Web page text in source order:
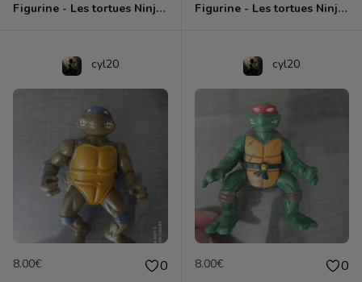
Figurine - Les tortues Ninja - Michaelangelo Figurine - Les tortues Ninja - Raphael
cyl20
8.00€ 0
cyl20
8.00€ 0